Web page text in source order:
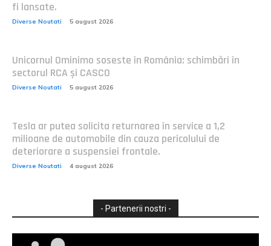
fi lansate.
Diverse Noutati 5 august 2026
Unicornul Ominimo soseste în România: schimbări în
sectorul RCA și CASCO
Diverse Noutati 5 august 2026
Tesla ar putea solicita returnarea în service a 1,2
milioane de automobile din cauza pericolului de
deteriorare a suspensiei frontale.
Diverse Noutati 4 august 2026
- Partenerii nostri -